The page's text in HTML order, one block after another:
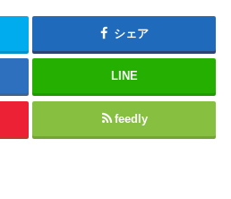
シェア
LINE
feedly